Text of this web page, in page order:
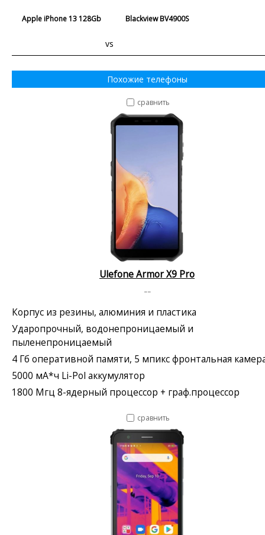
Apple iPhone 13 128Gb
vs
Blackview BV4900S
Похожие телефоны
сравнить
Ulefone Armor X9 Pro
--
Корпус из резины, алюминия и пластика
Ударопрочный, водонепроницаемый и
пыленепроницаемый
4 Гб оперативной памяти, 5 мпикс фронтальная
5000 мА*ч Li-Pol аккумулятор
1800 Мгц 8-ядерный процессор + граф.процессор
сравнить